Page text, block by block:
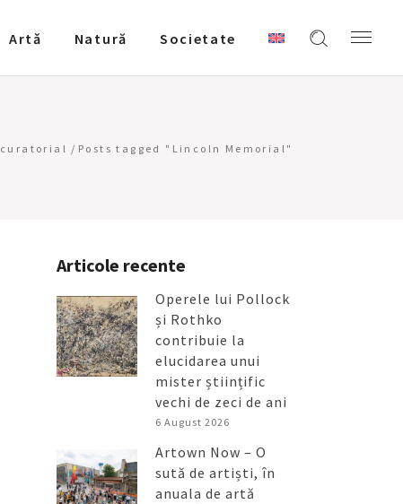
Artǎ Natură Societate
curatorial / Posts tagged "Lincoln Memorial"
Articole recente
Operele lui Pollock
și Rothko
contribuie la
elucidarea unui
mister științific
vechi de zeci de ani
6 August 2026
Artown Now – O
sută de artiști, în
anuala de artă